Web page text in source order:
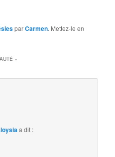
parCarmen. Mettez-le en
»
a dit :